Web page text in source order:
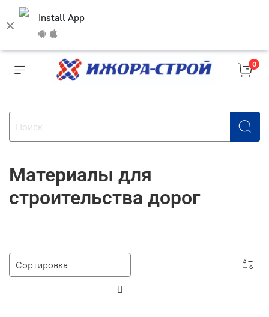
Install App
0
Материалы для
строительства дорог